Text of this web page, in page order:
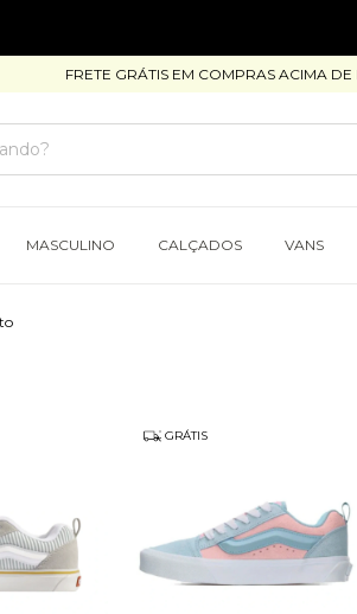
FRETE GRÁTIS EM COMPRAS ACIMA DE
MASCULINO CALÇADOS VANS
GRÁTIS